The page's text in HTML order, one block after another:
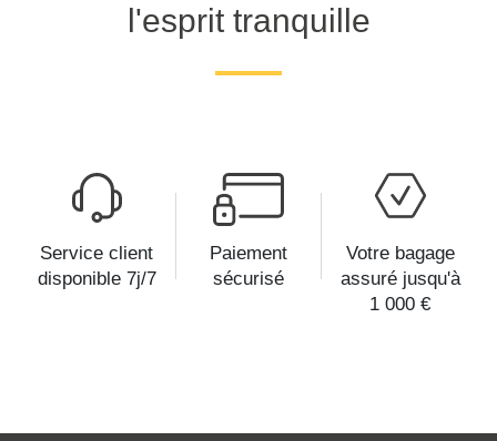
l'esprit tranquille
Service client
disponible 7j/7
Paiement
sécurisé
Votre bagage
assuré jusqu'à
1 000 €